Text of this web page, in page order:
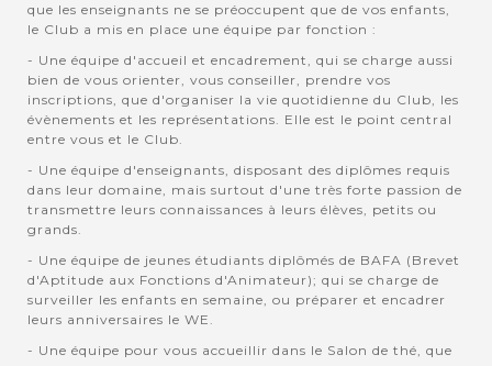
que les enseignants ne se préoccupent que de vos enfants,
le Club a mis en place une équipe par fonction :
- Une équipe d'accueil et encadrement, qui se charge aussi
bien de vous orienter, vous conseiller, prendre vos
inscriptions, que d'organiser la vie quotidienne du Club, les
évènements et les représentations. Elle est le point central
entre vous et le Club.
- Une équipe d'enseignants, disposant des diplômes requis
dans leur domaine, mais surtout d'une très forte passion de
transmettre leurs connaissances à leurs élèves, petits ou
grands.
- Une équipe de jeunes étudiants diplômés de BAFA (Brevet
d'Aptitude aux Fonctions d'Animateur); qui se charge de
surveiller les enfants en semaine, ou préparer et encadrer
leurs anniversaires le WE.
- Une équipe pour vous accueillir dans le Salon de thé, que